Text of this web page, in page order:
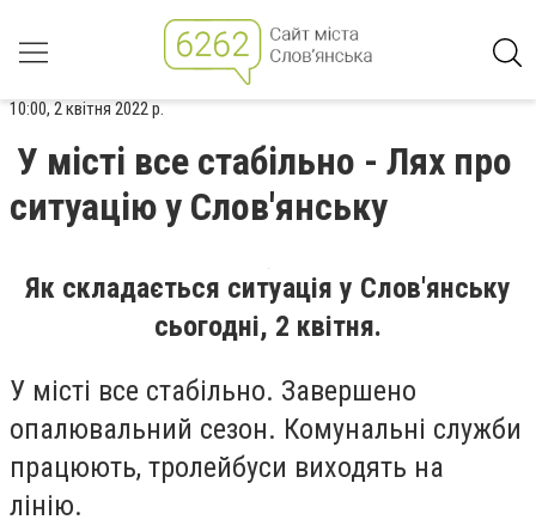
10:00, 2 квітня 2022 р.
У місті все стабільно - Лях про
ситуацію у Слов'янську
Як складається ситуація у Слов'янську
сьогодні, 2 квітня.
У місті все стабільно. Завершено
опалювальний сезон. Комунальні служби
працюють, тролейбуси виходять на
лінію.